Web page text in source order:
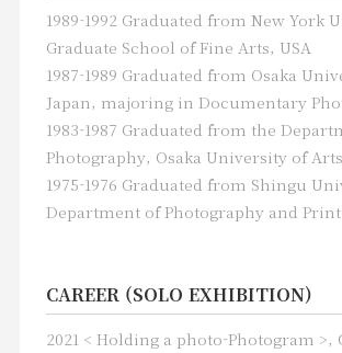
University, which was first
the 15th Jeonju Photo Festival.
portrait, body, family, and daily
history with them, the birth and
of life naturally experienced in
form the first bundle in his
life.
The ‘Family Man’, which is
total of 14 photos, showing the
of his father-in-law and mother-
sequentially. Through the
1989-1992 Graduated from New York
Graduate School of Fine Arts, USA
1987-1989 Graduated from Osaka
Japan, majoring in Documentary
1983-1987 Graduated from the
Photography, Osaka University of
1975-1976 Graduated from Shingu
Department of Photography and
CAREER (SOLO EXHIBITION)
2021 < Holding a photo-Photogram >,